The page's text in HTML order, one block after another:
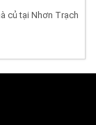
củ tại Nhơn Trạch